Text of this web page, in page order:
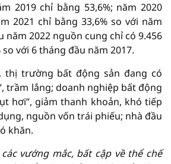
2019 chỉ bằng 53,6%; năm 2020
2021 chỉ bằng 33,6% so với năm
năm 2022 nguồn cung chỉ có 9.456
so với 6 tháng đầu năm 2017.
thị trường bất động sản đang có
trầm lắng; doanh nghiệp bất động
hơi”, giảm thanh khoản, khó tiếp
nguồn vốn trái phiếu; nhà đầu
khăn.
vướng mắc, bất cập về thể chế